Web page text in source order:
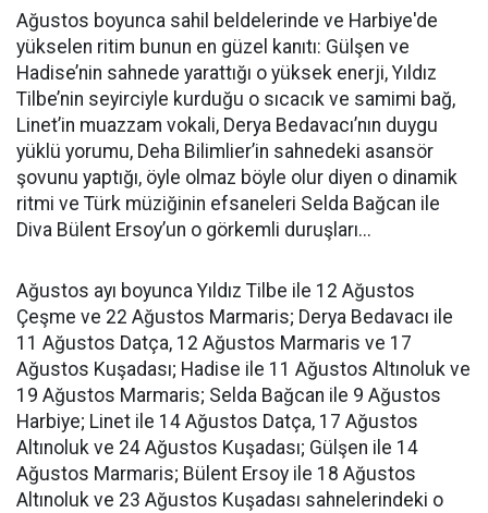
Ağustos boyunca sahil beldelerinde ve Harbiye'de
yükselen ritim bunun en güzel kanıtı: Gülşen ve
Hadise’nin sahnede yarattığı o yüksek enerji, Yıldız
Tilbe’nin seyirciyle kurduğu o sıcacık ve samimi bağ,
Linet’in muazzam vokali, Derya Bedavacı’nın duygu
yüklü yorumu, Deha Bilimlier’in sahnedeki asansör
şovunu yaptığı, öyle olmaz böyle olur diyen o dinamik
ritmi ve Türk müziğinin efsaneleri Selda Bağcan ile
Diva Bülent Ersoy’un o görkemli duruşları...
Ağustos ayı boyunca Yıldız Tilbe ile 12 Ağustos
Çeşme ve 22 Ağustos Marmaris; Derya Bedavacı ile
11 Ağustos Datça, 12 Ağustos Marmaris ve 17
Ağustos Kuşadası; Hadise ile 11 Ağustos Altınoluk ve
19 Ağustos Marmaris; Selda Bağcan ile 9 Ağustos
Harbiye; Linet ile 14 Ağustos Datça, 17 Ağustos
Altınoluk ve 24 Ağustos Kuşadası; Gülşen ile 14
Ağustos Marmaris; Bülent Ersoy ile 18 Ağustos
Altınoluk ve 23 Ağustos Kuşadası sahnelerindeki o